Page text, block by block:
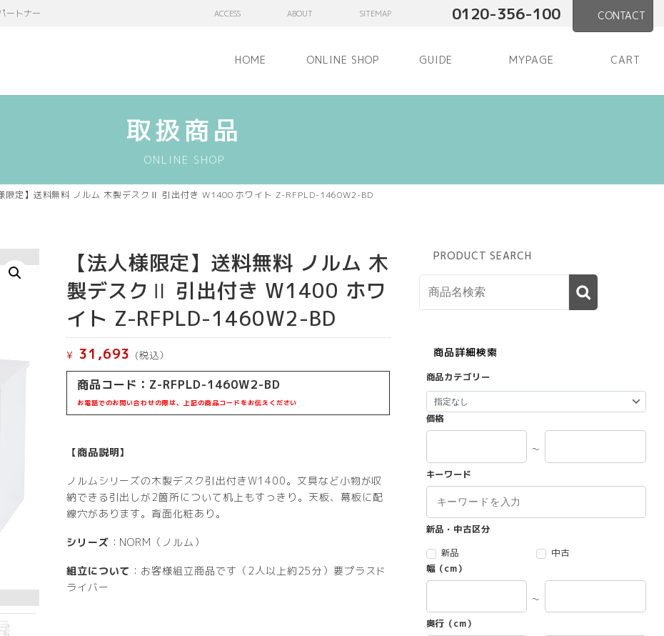
ートナー ACCESS ABOUT SITEMAP 0120-356-100 CONTACT
HOME ONLINE SHOP GUIDE MYPAGE CART
取扱商品
ONLINE SHOP
限定】送料無料 ノルム 木製デスクⅡ 引出付き W1400 ホワイト Z-RFPLD-1460W2-BD
【法人様限定】送料無料 ノルム 木
製デスクⅡ 引出付き W1400 ホワ
イト Z-RFPLD-1460W2-BD
¥ 31,693 (税込）
商品コード：Z-RFPLD-1460W2-BD
お電話でのお問い合わせの際は、上記の商品コードをお伝えください
【商品説明】
ノルムシリーズの木製デスク引出付きW1400。文具など小物が収
納できる引出しが2箇所について机上もすっきり。天板、幕板に配
線穴があります。背面化粧あり。
シリーズ ：NORM（ノルム）
組立について ：お客様組立商品です（2人以上約25分）要プラスド
ライバー
PRODUCT SEARCH
商品詳細検索
商品カテゴリー
価格
～
キーワード
新品・中古区分
新品
中古
幅（cm）
～
奥行（cm）